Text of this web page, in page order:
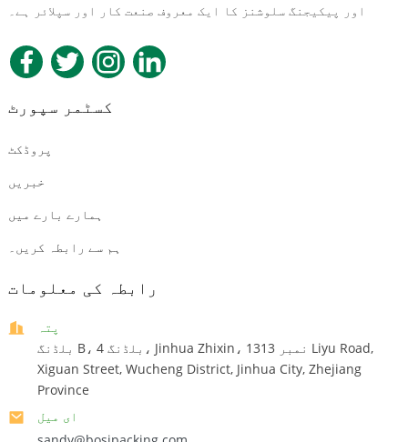
اور پیکیجنگ سلوشنز کا ایک معروف صنعت کار اور سپلائر ہے۔
کسٹمر سپورٹ
پروڈکٹ
خبریں
ہمارے بارے میں
ہم سے رابطہ کریں۔
رابطہ کی معلومات
پتہ
بلڈنگ B، بلڈنگ 4، Jinhua Zhixin، نمبر 1313 Liyu Road,
Xiguan Street, Wucheng District, Jinhua City, Zhejiang
Province
ای میل